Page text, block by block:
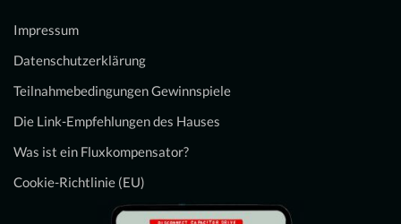
Impressum
Datenschutzerklärung
Teilnahmebedingungen Gewinnspiele
Die Link-Empfehlungen des Hauses
Was ist ein Fluxkompensator?
Cookie-Richtlinie (EU)